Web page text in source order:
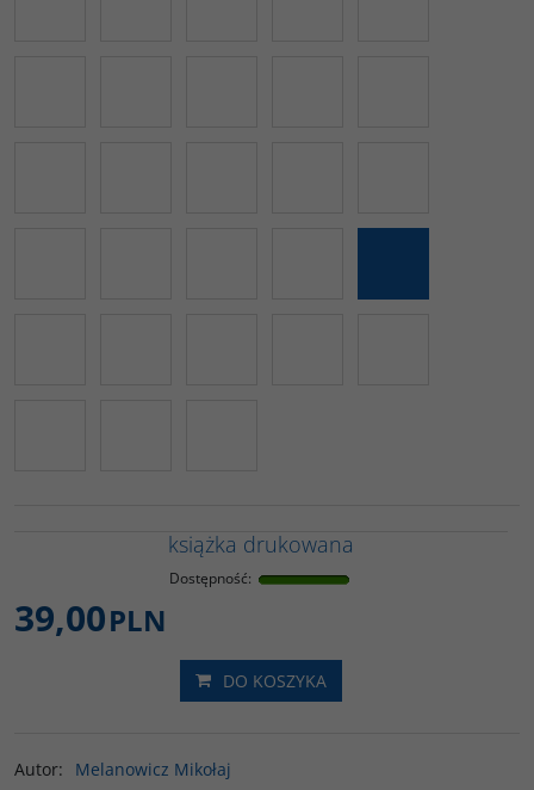
książka drukowana
Dostępność:
39,00PLN
DO KOSZYKA
Autor: Melanowicz Mikołaj